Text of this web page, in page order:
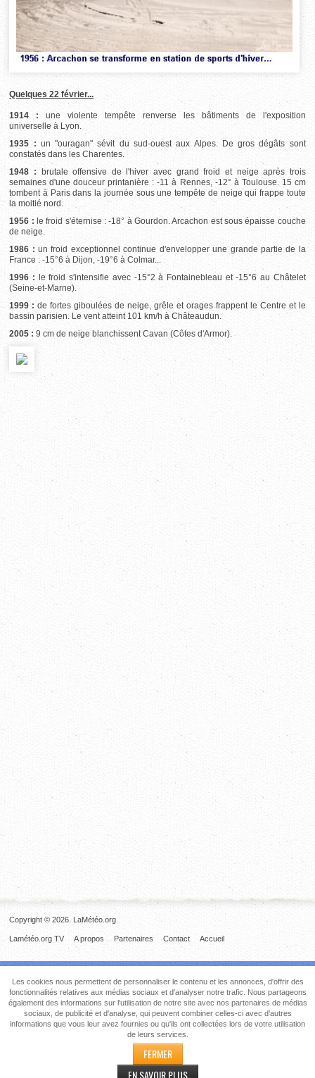
Quelques 22 février...
1914 : une violente tempête renverse les bâtiments de l'exposition
universelle à Lyon.
1935 : un "ouragan" sévit du sud-ouest aux Alpes. De gros dégâts sont
constatés dans les Charentes.
1948 : brutale offensive de l'hiver avec grand froid et neige après trois
semaines d'une douceur printanière : -11 à Rennes, -12° à Toulouse. 15 cm
tombent à Paris dans la journée sous une tempête de neige qui frappe toute
la moitié nord.
1956 : le froid s'éternise : -18° à Gourdon. Arcachon est sous épaisse couche
de neige.
1986 : un froid exceptionnel continue d'envelopper une grande partie de la
France : -15°6 à Dijon, -19°6 à Colmar...
1996 : le froid s'intensifie avec -15°2 à Fontainebleau et -15°6 au Châtelet
(Seine-et-Marne).
1999 : de fortes giboulées de neige, grêle et orages frappent le Centre et le
bassin parisien. Le vent atteint 101 km/h à Châteaudun.
2005 : 9 cm de neige blanchissent Cavan (Côtes d'Armor).
Copyright © 2026. LaMétéo.org
Accueil
Contact
Partenaires
A propos
Lamétéo.org TV
Les cookies nous permettent de personnaliser le contenu et les annonces, d'offrir des
fonctionnalités relatives aux médias sociaux et d'analyser notre trafic. Nous partageons
également des informations sur l'utilisation de notre site avec nos partenaires de médias
sociaux, de publicité et d'analyse, qui peuvent combiner celles-ci avec d'autres
informations que vous leur avez fournies ou qu'ils ont collectées lors de votre utilisation
de leurs services.
FERMER
EN SAVOIR PLUS